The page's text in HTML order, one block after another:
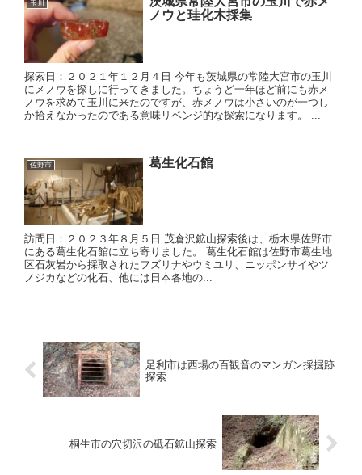
玉川
ノウと珪化木採集
探索日：２０２１年１２月４日 今年も茨城県の常陸大宮市の玉川
にメノウを探しに行ってきました。ちょうど一年ほど前にも赤メ
ノウを求めて玉川に来たのですが、赤メノウは小さいのが一つし
か拾えなかったのである意味リベンジ的な探索になります。 ...
佐野市 葛生化石館
訪問日：２０２３年８月５日 茂倉沢鉱山探索後は、栃木県佐野市
にある葛生化石館に立ち寄りました。 葛生化石館は佐野市葛生地
区石灰岩から採取されたフズリナやウミユリ、ニッポンサイやツ
ノジカなどの化石、他には日本各地の...
足利市は西場の百観音のマンガン採掘跡
探索
桐生市の穴切沢の砥石鉱山探索